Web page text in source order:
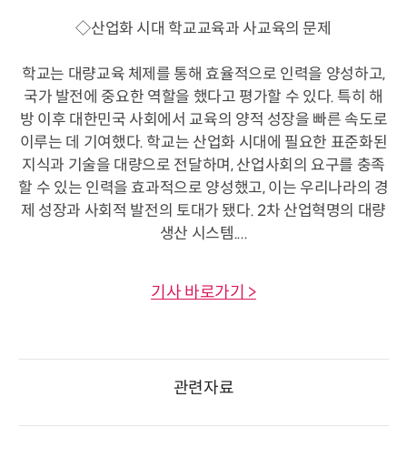
◇산업화 시대 학교교육과 사교육의 문제
학교는 대량교육 체제를 통해 효율적으로 인력을 양성하고,
국가 발전에 중요한 역할을 했다고 평가할 수 있다. 특히 해
방 이후 대한민국 사회에서 교육의 양적 성장을 빠른 속도로
이루는 데 기여했다. 학교는 산업화 시대에 필요한 표준화된
지식과 기술을 대량으로 전달하며, 산업사회의 요구를 충족
할 수 있는 인력을 효과적으로 양성했고, 이는 우리나라의 경
제 성장과 사회적 발전의 토대가 됐다. 2차 산업혁명의 대량
생산 시스템....
기사 바로가기 >
관련자료